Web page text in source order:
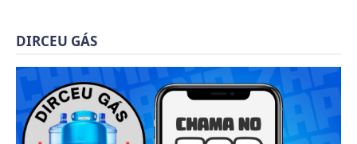
DIRCEU GÁS